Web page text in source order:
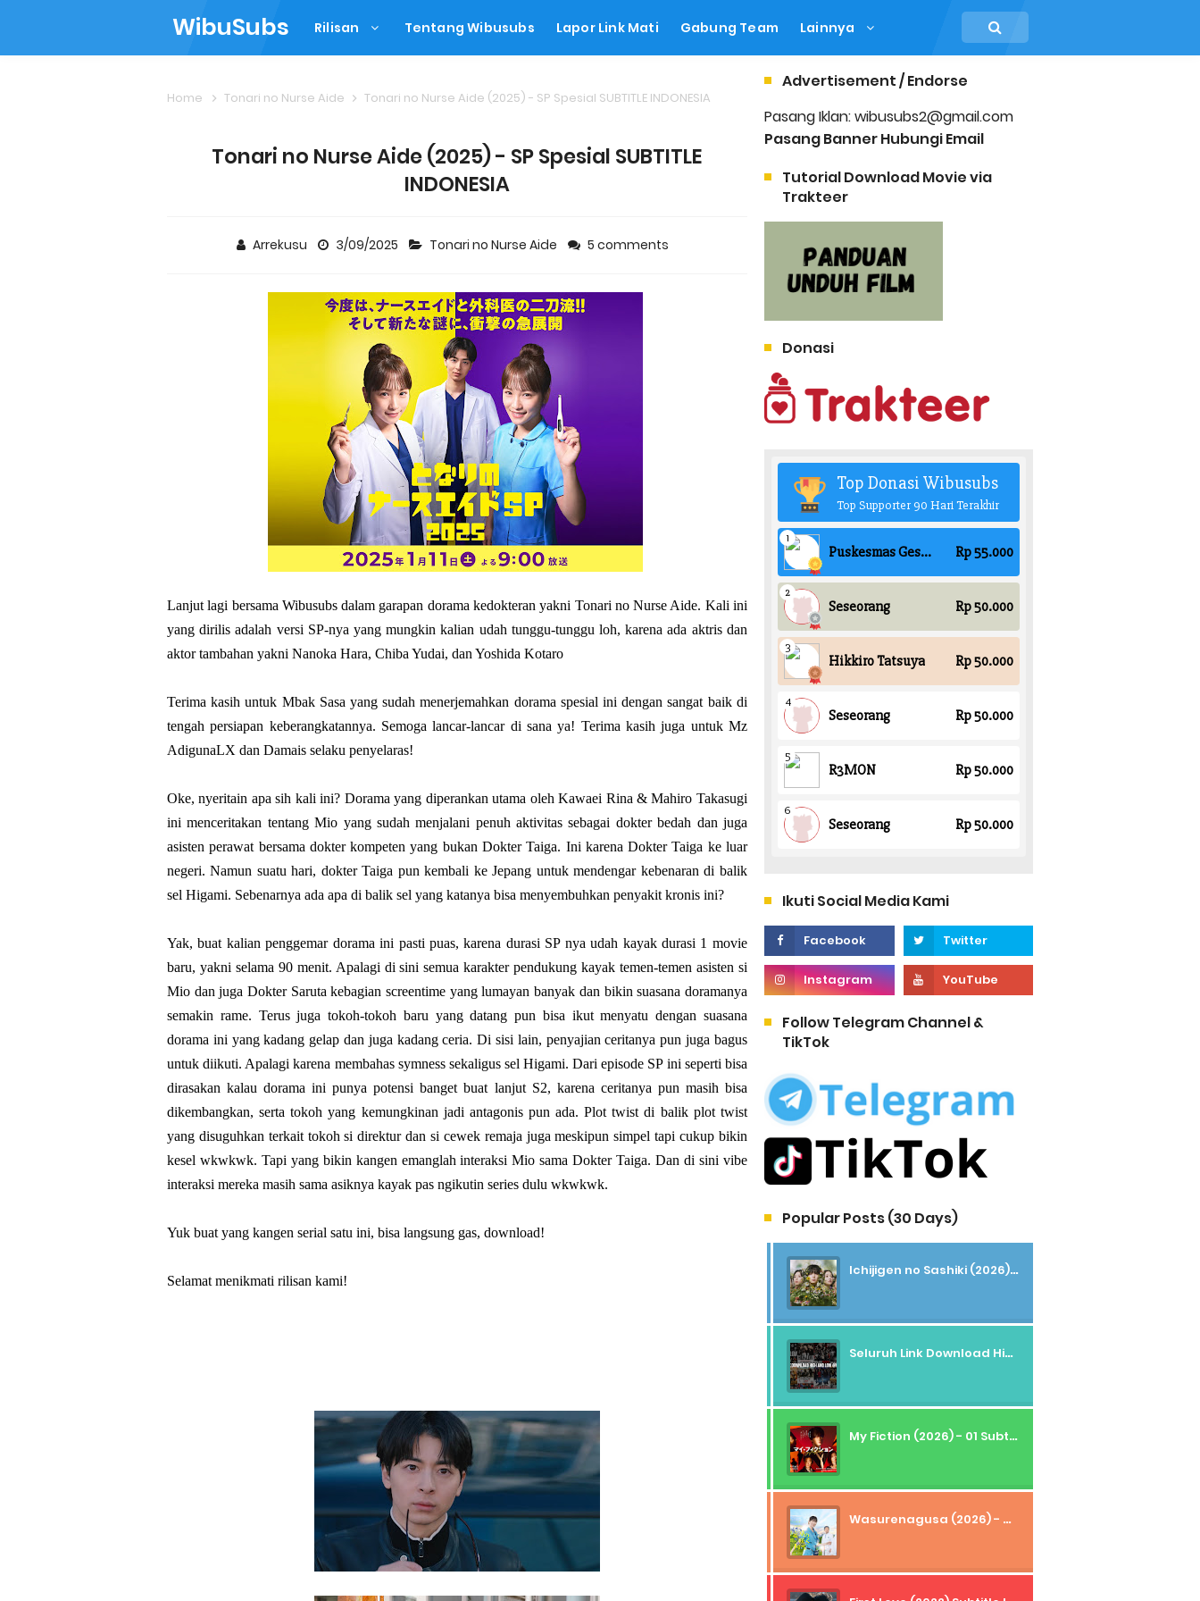
WibuSubs Rilisan Tentang Wibusubs Lapor Link Mati Gabung Team Lainnya
Home Tonari no Nurse Aide Tonari no Nurse Aide (2025) - SP Spesial SUBTITLE INDONESIA
Tonari no Nurse Aide (2025) - SP Spesial SUBTITLE
INDONESIA
Arrekusu 3/09/2025 Tonari no Nurse Aide 5 comments
Lanjut lagi bersama Wibusubs dalam garapan dorama kedokteran yakni Tonari no Nurse Aide. Kali ini
yang dirilis adalah versi SP-nya yang mungkin kalian udah tunggu-tunggu loh, karena ada aktris dan
aktor tambahan yakni Nanoka Hara, Chiba Yudai, dan Yoshida Kotaro
Terima kasih untuk Mbak Sasa yang sudah menerjemahkan dorama spesial ini dengan sangat baik di
tengah persiapan keberangkatannya. Semoga lancar-lancar di sana ya! Terima kasih juga untuk Mz
AdigunaLX dan Damais selaku penyelaras!
Oke, nyeritain apa sih kali ini? Dorama yang diperankan utama oleh Kawaei Rina & Mahiro Takasugi
ini menceritakan tentang Mio yang sudah menjalani penuh aktivitas sebagai dokter bedah dan juga
asisten perawat bersama dokter kompeten yang bukan Dokter Taiga. Ini karena Dokter Taiga ke luar
negeri. Namun suatu hari, dokter Taiga pun kembali ke Jepang untuk mendengar kebenaran di balik
sel Higami. Sebenarnya ada apa di balik sel yang katanya bisa menyembuhkan penyakit kronis ini?
Yak, buat kalian penggemar dorama ini pasti puas, karena durasi SP nya udah kayak durasi 1 movie
baru, yakni selama 90 menit. Apalagi di sini semua karakter pendukung kayak temen-temen asisten si
Mio dan juga Dokter Saruta kebagian screentime yang lumayan banyak dan bikin suasana doramanya
semakin rame. Terus juga tokoh-tokoh baru yang datang pun bisa ikut menyatu dengan suasana
dorama ini yang kadang gelap dan juga kadang ceria. Di sisi lain, penyajian ceritanya pun juga bagus
untuk diikuti. Apalagi karena membahas symness sekaligus sel Higami. Dari episode SP ini seperti bisa
dirasakan kalau dorama ini punya potensi banget buat lanjut S2, karena ceritanya pun masih bisa
dikembangkan, serta tokoh yang kemungkinan jadi antagonis pun ada. Plot twist di balik plot twist
yang disuguhkan terkait tokoh si direktur dan si cewek remaja juga meskipun simpel tapi cukup bikin
kesel wkwkwk. Tapi yang bikin kangen emanglah interaksi Mio sama Dokter Taiga. Dan di sini vibe
interaksi mereka masih sama asiknya kayak pas ngikutin series dulu wkwkwk.
Yuk buat yang kangen serial satu ini, bisa langsung gas, download!
Selamat menikmati rilisan kami!
Advertisement / Endorse
Pasang Iklan: wibusubs2@gmail.com
Pasang Banner Hubungi Email
Tutorial Download Movie via
Trakteer
Donasi
Ikuti Social Media Kami
Follow Telegram Channel &
TikTok
Popular Posts (30 Days)
Ichijigen no Sashiki (2026) - 01 Subtitle Indonesia
Seluruh Link Download High And Low Subtitle Indonesia
My Fiction (2026) - 01 Subtitle Indonesia
Wasurenagusa (2026) - 01+02 Subtitle Indonesia